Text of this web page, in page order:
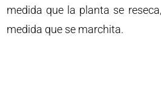
medida que la planta se
medida que se marchita.